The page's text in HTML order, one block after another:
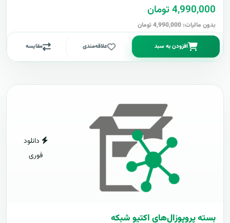
4,990,000 تومان
بدون مالیات: 4,990,000 تومان
افزودن به سبد علاقه‌مندی مقایسه
دانلود
فوری
بسته پروپوزال‌های اکتیو شبکه